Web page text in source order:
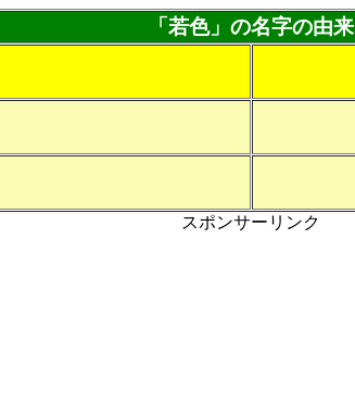
「若色」の名字の由来
スポンサーリンク